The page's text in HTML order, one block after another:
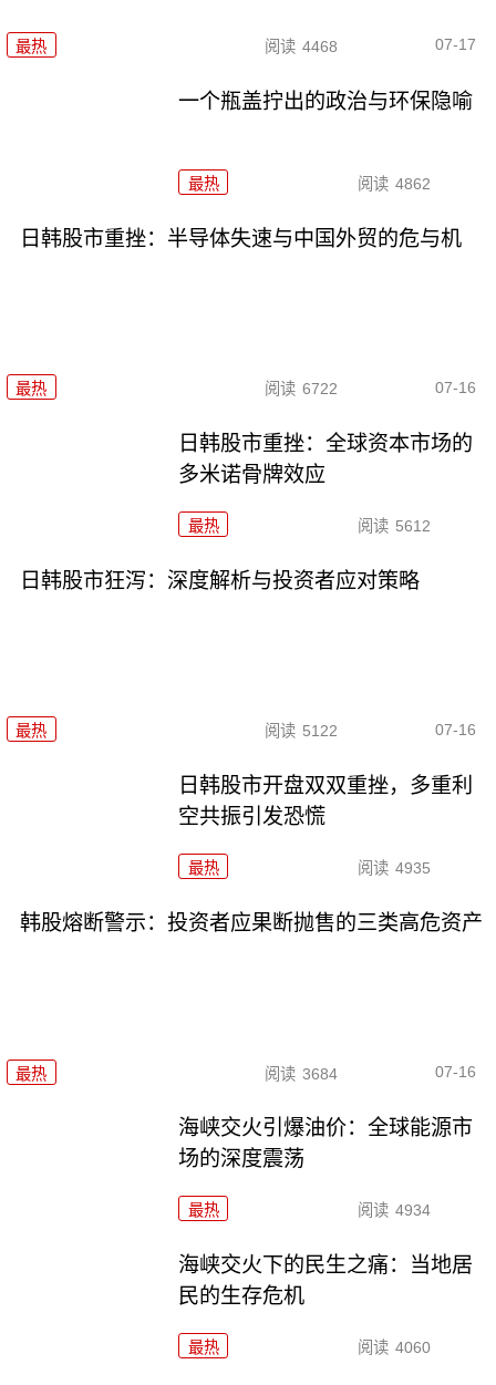
最热 阅读 4468 07-17
一个瓶盖拧出的政治与环保隐喻
最热 阅读 4862
日韩股市重挫：半导体失速与中国外贸的危与机
最热 阅读 6722 07-16
日韩股市重挫：全球资本市场的
多米诺骨牌效应
最热 阅读 5612
日韩股市狂泻：深度解析与投资者应对策略
最热 阅读 5122 07-16
日韩股市开盘双双重挫，多重利
空共振引发恐慌
最热 阅读 4935
韩股熔断警示：投资者应果断抛售的三类高危资产
最热 阅读 3684 07-16
海峡交火引爆油价：全球能源市
场的深度震荡
最热 阅读 4934
海峡交火下的民生之痛：当地居
民的生存危机
最热 阅读 4060